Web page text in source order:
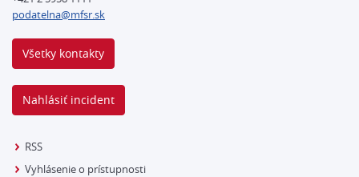
podatelna@mfsr.sk
Všetky kontakty
Nahlásiť incident
RSS
Vyhlásenie o prístupnosti